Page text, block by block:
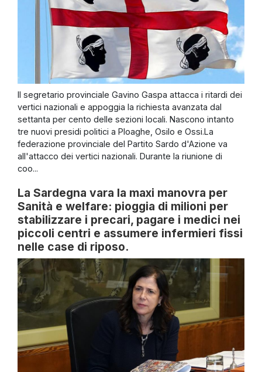
Il segretario provinciale Gavino Gaspa attacca i ritardi dei
vertici nazionali e appoggia la richiesta avanzata dal
settanta per cento delle sezioni locali. Nascono intanto
tre nuovi presidi politici a Ploaghe, Osilo e Ossi.La
federazione provinciale del Partito Sardo d'Azione va
all'attacco dei vertici nazionali. Durante la riunione di
coo...
La Sardegna vara la maxi manovra per
Sanità e welfare: pioggia di milioni per
stabilizzare i precari, pagare i medici nei
piccoli centri e assumere infermieri fissi
nelle case di riposo.